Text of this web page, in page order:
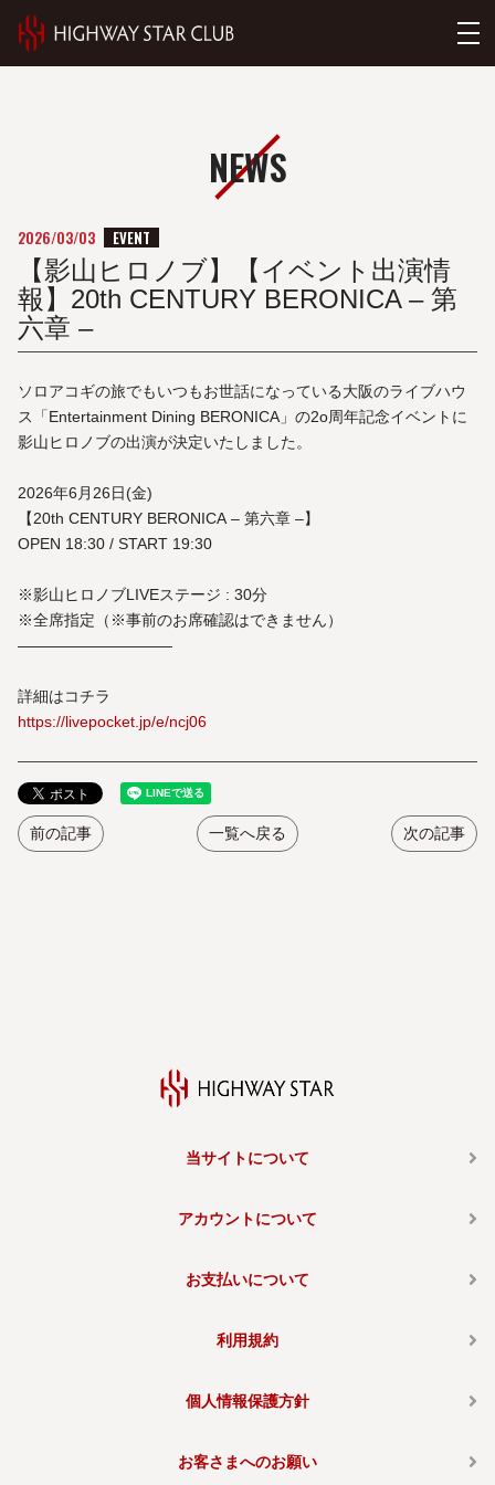
NEWS
2026/03/03 EVENT
【影山ヒロノブ】【イベント出演情
報】20th CENTURY BERONICA – 第
六章 –
ソロアコギの旅でもいつもお世話になっている大阪のライブハウ
ス「Entertainment Dining BERONICA」の2o周年記念イベントに
影山ヒロノブの出演が決定いたしました。
2026年6月26日(金)
【20th CENTURY BERONICA – 第六章 –】
OPEN 18:30 / START 19:30
※影山ヒロノブLIVEステージ : 30分
※全席指定（※事前のお席確認はできません）
――――――――――
詳細はコチラ
https://livepocket.jp/e/ncj06
前の記事 一覧へ戻る 次の記事
当サイトについて
アカウントについて
お支払いについて
利用規約
個人情報保護方針
お客さまへのお願い